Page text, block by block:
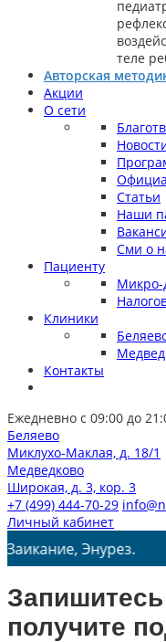
теле
Авторская
Акции
О сети
Статьи
Наши
Сми о
Пациенту
Микро-
Клиники
Контакты
Ежедневно с 09:00 до
Беляево
Миклухо-Маклая, д. 18/1
Медведково
Широкая, д. 3, кор. 3
+7 (499) 444-70-29
Личный кабинет
Энурез.
получите